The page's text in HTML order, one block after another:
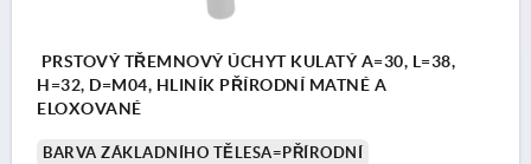
PRSTOVÝ TŘEMNOVÝ ÚCHYT KULATÝ A=30, L=38,
H=32, D=M04, HLINÍK PŘÍRODNÍ MATNÉ A
ELOXOVANÉ
BARVA ZÁKLADNÍHO TĚLESA=PŘÍRODNÍ